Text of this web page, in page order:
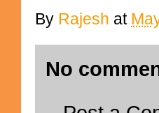
By Rajesh at
No